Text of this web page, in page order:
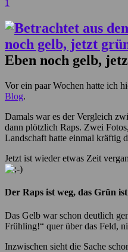
1
Eben noch gelb,
Vor ein paar Wochen hatte ich
Blog.
Damals war es der Vergleich
dann plötzlich Raps. Zwei
Landschaft hatte einmal kräftig
Jetzt ist wieder etwas Zeit
Der Raps ist weg, das Grün
Das Gelb war schon deutlich
Frühling!“ quer über das Feld,
Inzwischen sieht die Sache